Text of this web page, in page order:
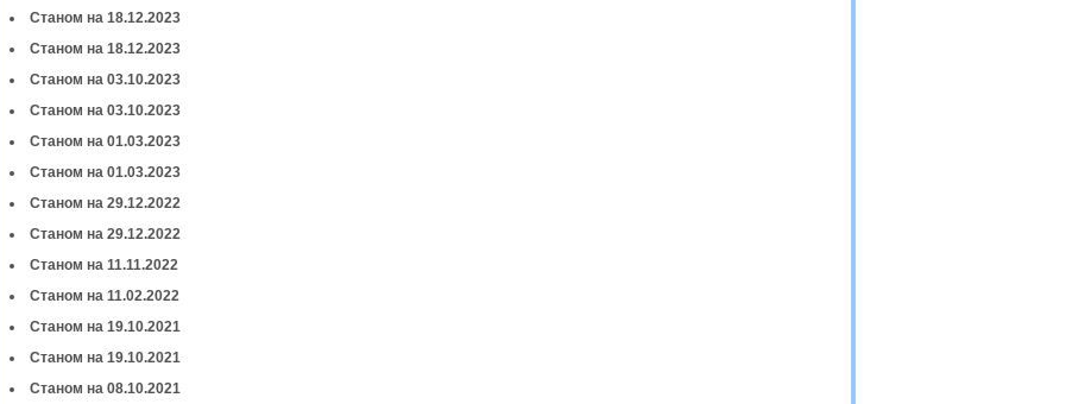
Станом на 18.12.2023
Станом на 18.12.2023
Станом на 03.10.2023
Станом на 03.10.2023
Станом на 01.03.2023
Станом на 01.03.2023
Станом на 29.12.2022
Станом на 29.12.2022
Станом на 11.11.2022
Станом на 11.02.2022
Станом на 19.10.2021
Станом на 19.10.2021
Станом на 08.10.2021